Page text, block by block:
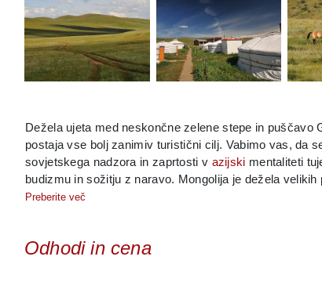
Dežela ujeta med neskončne zelene stepe in puščavo
postaja vse bolj zanimiv turistični cilj. Vabimo vas, da
sovjetskega nadzora in zaprtosti v azijski mentaliteti
budizmu in sožitju z naravo. Mongolija je dežela
hitro razvijajočega se Ulan Batorja do brezmejnih in
Preberite več
Odhodi in cena